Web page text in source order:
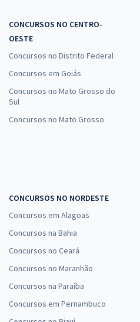
CONCURSOS NO CENTRO-
OESTE
Concursos no Distrito Federal
Concursos em Goiás
Concursos no Mato Grosso do
Sul
Concursos no Mato Grosso
CONCURSOS NO NORDESTE
Concursos em Alagoas
Concursos na Bahia
Concursos no Ceará
Concursos no Maranhão
Concursos na Paraíba
Concursos em Pernambuco